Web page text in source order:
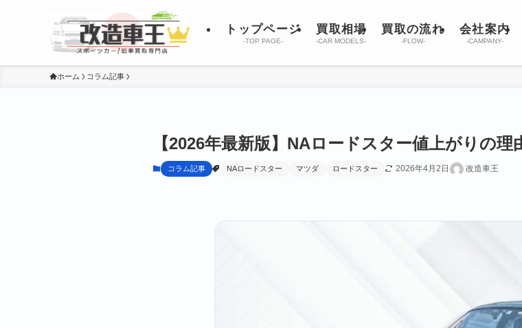
トップページ
-TOP PAGE-
買取相場
-CAR MODELS-
買取の流れ
-FLOW-
会社案内
-CAMPANY-
ホーム コラム記事
【2026年最新版】NAロードスター値上がりの理
コラム記事 NAロードスター マツダ ロードスター 2026年4月2日 改造車王